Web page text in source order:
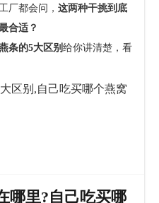
厂都会问，这两种干挑到底
合适？
条的5大区别给你讲清楚，看
哪里?自己吃买哪